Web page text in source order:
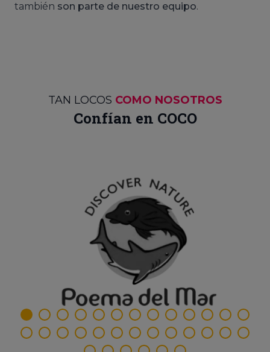
también son parte de nuestro equipo.
TAN LOCOS COMO NOSOTROS
Confían en COCO